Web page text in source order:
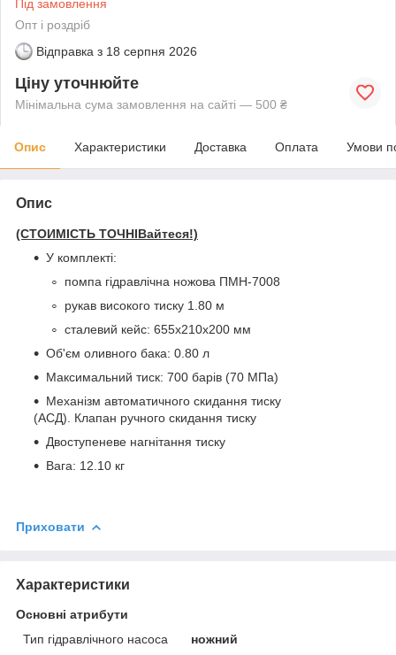
Під замовлення
Опт і роздріб
Відправка з 18 серпня 2026
Ціну уточнюйте
Мінімальна сума замовлення на сайті — 500 ₴
Опис Характеристики Доставка Оплата Умови
Опис
(СТОИМІСТЬ ТОЧНІВайтеся!)
У комплекті:
помпа гідравлічна ножова ПМН-7008
рукав високого тиску 1.80 м
сталевий кейс: 655х210х200 мм
Об'єм оливного бака: 0.80 л
Максимальний тиск: 700 барів (70 МПа)
Механізм автоматичного скидання тиску
(АСД). Клапан ручного скидання тиску
Двоступеневе нагнітання тиску
Вага: 12.10 кг
Приховати
Характеристики
Основні атрибути
Тип гідравлічного насоса
ножний